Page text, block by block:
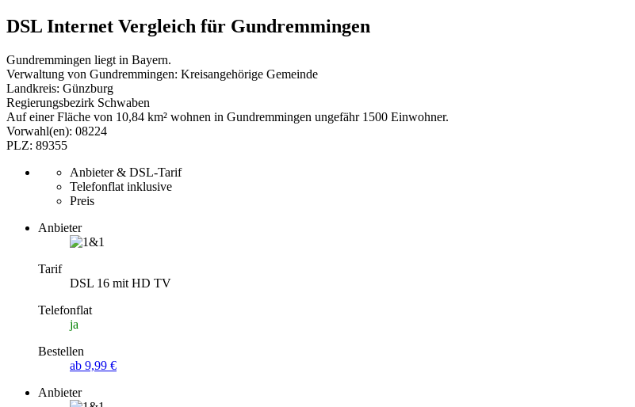
DSL Internet Vergleich für Gundremmingen
Gundremmingen liegt in Bayern.
Verwaltung von Gundremmingen: Kreisangehörige Gemeinde
Landkreis: Günzburg
Regierungsbezirk Schwaben
Auf einer Fläche von 10,84 km² wohnen in Gundremmingen ungefähr 1500 Einwohner.
Vorwahl(en): 08224
PLZ: 89355
Anbieter & DSL-Tarif
Telefonflat inklusive
Preis
Anbieter
Tarif
DSL 16 mit HD TV
Telefonflat
ja
Bestellen
ab 9,99 €
Anbieter